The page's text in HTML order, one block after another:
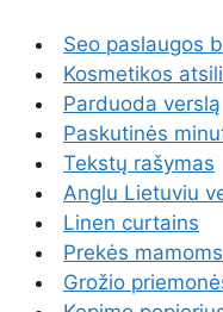
Seo paslaugos
Kosmetikos
Parduoda verslą
Paskutinės
Tekstų rašymas
Anglu Lietuviu
Linen curtains
Prekės
Grožio